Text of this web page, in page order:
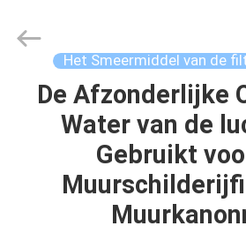
HUIS
PRODUCTEN
ONGEVEER
Export
Co.,Ltd..
Reserved.
Het Smeermiddel van de
De Afzonderlijke
Water van de
Gebruikt